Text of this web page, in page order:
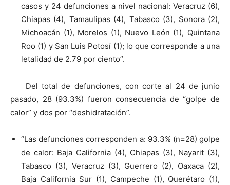
casos y 24 defunciones a nivel nacional: Veracruz (6),
Chiapas (4), Tamaulipas (4), Tabasco (3), Sonora (2),
Michoacán (1), Morelos (1), Nuevo León (1), Quintana
Roo (1) y San Luis Potosí (1); lo que corresponde a una
letalidad de 2.79 por ciento”.
Del total de defunciones, con corte al 24 de junio
pasado, 28 (93.3%) fueron consecuencia de “golpe de
calor” y dos por “deshidratación”.
“Las defunciones corresponden a: 93.3% (n=28) golpe
de calor: Baja California (4), Chiapas (3), Nayarit (3),
Tabasco (3), Veracruz (3), Guerrero (2), Oaxaca (2),
Baja California Sur (1), Campeche (1), Querétaro (1),